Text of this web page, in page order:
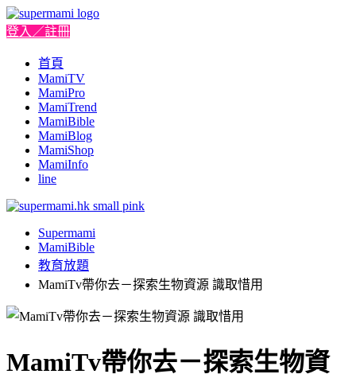
登入／註冊
首頁
MamiTV
MamiPro
MamiTrend
MamiBible
MamiBlog
MamiShop
MamiInfo
line
Supermami
MamiBible
教育放題
MamiTv帶你去－探索生物資源 識取惜用
MamiTv帶你去－探索生物資